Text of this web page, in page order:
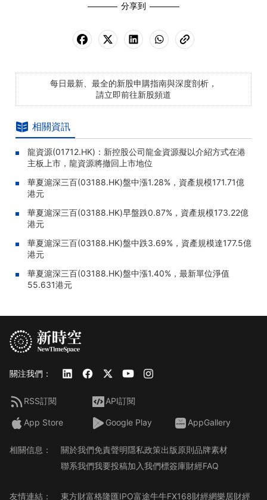
分享到
每日最新、最全的新股申購指南與深度剖析，
請立即前往新股頻道
相關資訊
龍資源(01712.HK)：新控股公司龍金資源擬以介紹方式在港
主板上市，龍資源將撤回上市地位
華夏滬深三百(03188.HK)盤中漲1.28%，資產規模171.71億
港元
華夏滬深三百(03188.HK)早盤跌0.87%，資產規模173.22億
港元
華夏滬深三百(03188.HK)盤中跌3.69%，資產規模達177.5億
港元
華夏滬深三百(03188.HK)盤中漲1.40%，最新單位淨值
55.631港元
關注我們：
RSS訂閱 API訂閱
App Store Google Play AppGallery
相關信息： 關於我們免責聲明隱私政策出版原則品牌素材
聯系我們我要投稿加入我們標簽庫財經FAQ
友情連結： 東方財富格隆匯IPO富途牛牛FX168財經網樂居財經